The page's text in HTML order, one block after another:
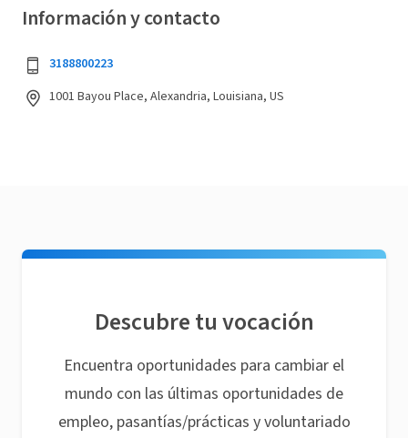
Información y contacto
3188800223
1001 Bayou Place, Alexandria, Louisiana, US
Descubre tu vocación
Encuentra oportunidades para cambiar el
mundo con las últimas oportunidades de
empleo, pasantías/prácticas y voluntariado